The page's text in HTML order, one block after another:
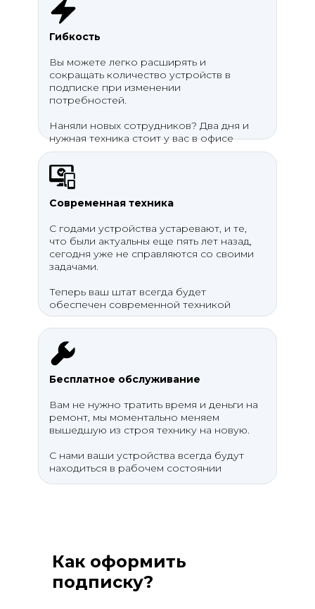
Бесплатное обслуживание
Вам не нужно тратить время и деньги на
ремонт, мы моментально меняем
вышедшую из строя технику на новую.
С нами ваши устройства всегда будут
находиться в рабочем состоянии
Современная техника
С годами устройства устаревают, и те,
что были актуальны еще пять лет назад,
сегодня уже не справляются со своими
задачами.
Теперь ваш штат всегда будет
обеспечен современной техникой
Гибкость
Вы можете легко расширять и
сокращать количество устройств в
подписке при изменении
потребностей.
Наняли новых сотрудников? Два дня и
нужная техника стоит у вас в офисе
Как оформить
подписку?